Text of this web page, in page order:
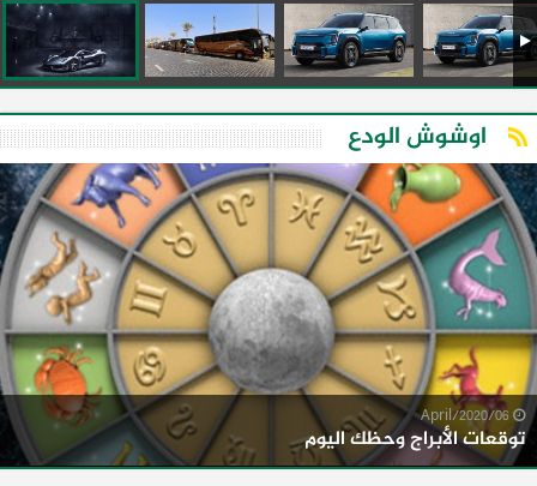
اوشوش الودع
توقعات الأبراج وحظك اليوم